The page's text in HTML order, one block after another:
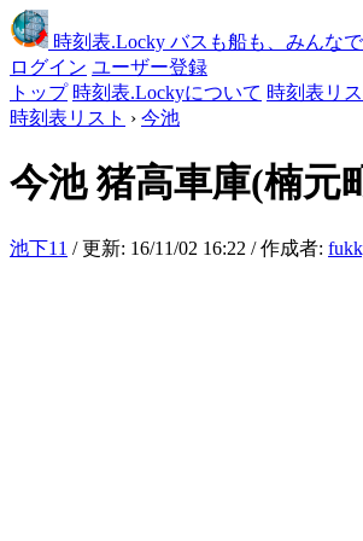
時刻表.Locky バスも船も、みんな
ログイン ユーザー登録
トップ 時刻表.Lockyについて 時刻表リス
時刻表リスト › 今池
今池猪高車庫(楠元
池下11 / 更新: 16/11/02 16:22 / 作成者: